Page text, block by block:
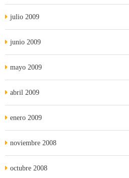
julio 2009
junio 2009
mayo 2009
abril 2009
enero 2009
noviembre 2008
octubre 2008